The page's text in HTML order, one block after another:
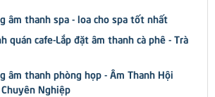
âm thanh spa - loa cho spa tốt nhất
quán cafe-Lắp đặt âm thanh cà phê - Trà
âm thanh phòng họp - Âm Thanh Hội
Nghiệp